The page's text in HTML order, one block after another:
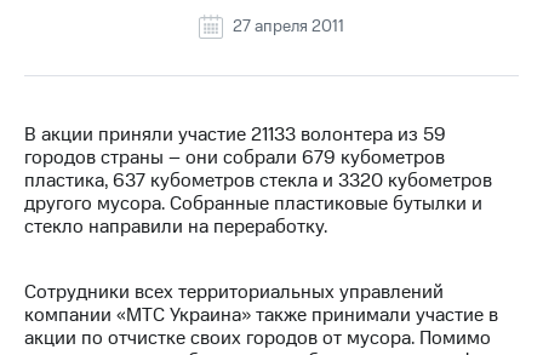
информация
Контакты
Медиа-центр
Пресс-
релизы
о технологиях
Достижения
27 апреля 2011
В акции приняли участие 21133 волонтера из 59
городов страны – они собрали 679 кубометров
пластика, 637 кубометров стекла и 3320 кубометров
другого мусора. Собранные пластиковые бутылки и
стекло направили на переработку.
Сотрудники всех территориальных управлений
компании «МТС Украина» также принимали участие в
акции по отчистке своих городов от мусора. Помимо